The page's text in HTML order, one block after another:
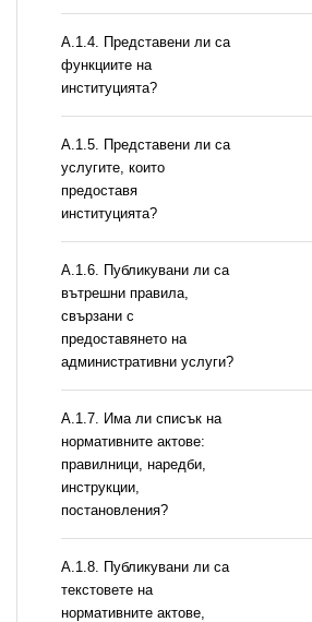
А.1.4. Представени ли са
функциите на
институцията?
А.1.5. Представени ли са
услугите, които
предоставя
институцията?
А.1.6. Публикувани ли са
вътрешни правила,
свързани с
предоставянето на
административни услуги?
А.1.7. Има ли списък на
нормативните актове:
правилници, наредби,
инструкции,
постановления?
А.1.8. Публикувани ли са
текстовете на
нормативните актове,